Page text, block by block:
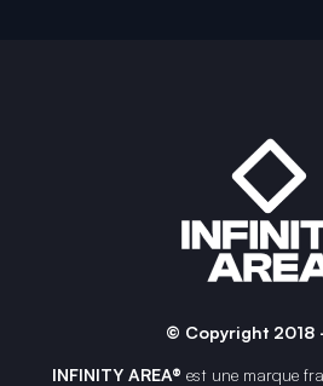
© Copyright 2018
INFINITY AREA® est une marque